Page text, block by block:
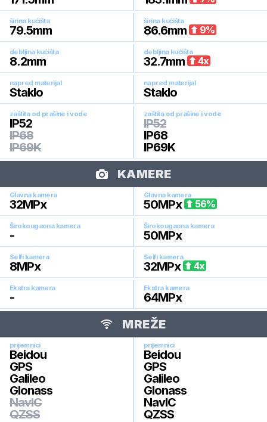
širina kućišta
79.5mm
širina kućišta
86.6mm 9%
debljina kućišta
8.2mm
debljina kućišta
32.7mm 4x
napred materijal
Staklo
napred materijal
Staklo
zaštita od prašine i vode
IP52
IP68
IP69K
zaštita od prašine i vode
IP52
IP68
IP69K
KAMERE
Glavna kamera
32MPx
Glavna kamera
50MPx 56%
Širokougaona kamera
-
Širokougaona kamera
50MPx
Selfi kamera
8MPx
Selfi kamera
32MPx 4x
Ekstra kamera
-
Ekstra kamera
64MPx
MREŽE
prijemnici
Beidou
GPS
Galileo
Glonass
NavIC
QZSS
prijemnici
Beidou
GPS
Galileo
Glonass
NavIC
QZSS